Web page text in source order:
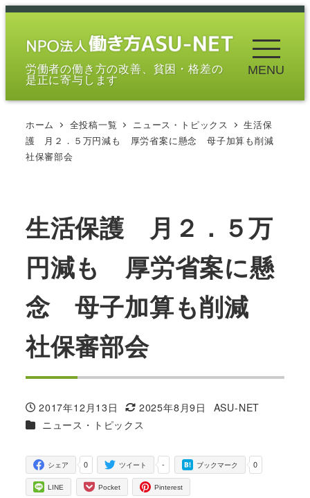
メ
労働者の働き方の改善、貧困・格差の
是正に寄与します
MENU
ホーム 全投稿一覧 ニュース・トピックス
生活保
護 月２．５万円減も 厚労省案に懸念 母子加算も削減
社保審部会
生活保護 月２．５万
円減も 厚労省案に懸
念 母子加算も削減
社保審部会
投稿日
2017年12月13日
更新日
2025年8月9日
著
ASU-NET
カテゴリー
ニュース・トピックス
0
シェア -
ツイート 0
ブックマーク
LINE Pocket Pinterest